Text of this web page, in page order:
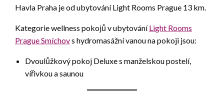
Havla Praha je od ubytování Light Rooms Prague 13 km.
Kategorie wellness pokojů v ubytováníLight Rooms
Prague Smíchovs hydromasážní vanou na pokoji jsou:
Dvoulůžkový pokoj Deluxe s manželskou postelí,
vířivkou a saunou